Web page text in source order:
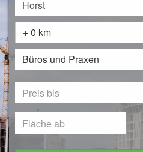
+ 0 km
Büros und Praxen